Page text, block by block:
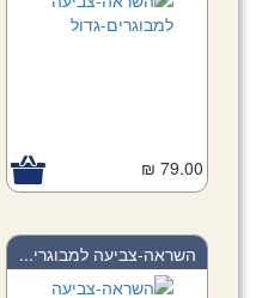
79.00 ₪
השראה-צביעה למבוגרי...